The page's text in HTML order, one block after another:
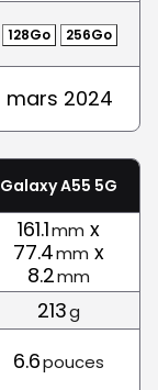
128Go 256Go
mars 2024
Galaxy A55 5G
161.1mm x
77.4mm x
8.2mm
213g
6.6pouces